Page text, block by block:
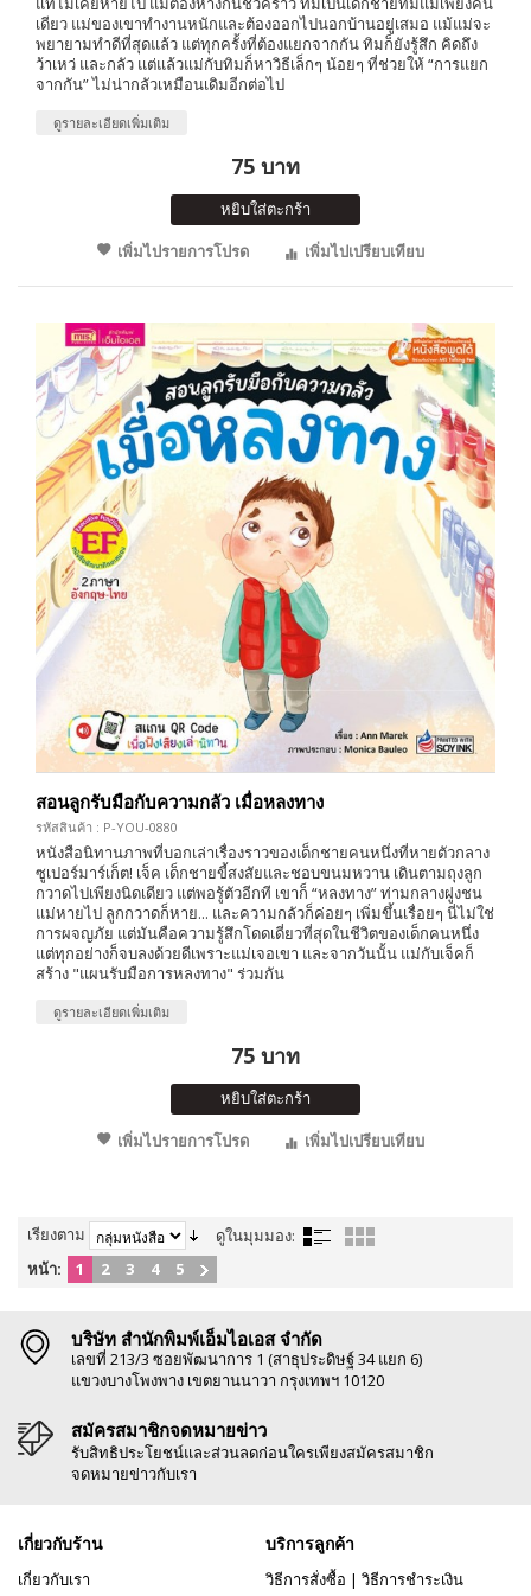
เดียว แม่ของเขาทำงานหนักและต้องออกไปนอกบ้านอยู่เสมอ แม้แม่จะ
พยายามทำดีที่สุดแล้ว แต่ทุกครั้งที่ต้องแยกจากกัน ทิมก็ยังรู้สึก คิดถึง
ว้าเหว่ และกลัว แต่แล้วแม่กับทิมก็หาวิธีเล็กๆ น้อยๆ ที่ช่วยให้ “การแยก
จากกัน” ไม่น่ากลัวเหมือนเดิมอีกต่อไป
ดูรายละเอียดเพิ่มเติม
75 บาท
หยิบใส่ตะกร้า
เพิ่มไปรายการโปรด
เพิ่มไปเปรียบเทียบ
สอนลูกรับมือกับความกลัว เมื่อหลงทาง
รหัสสินค้า : P-YOU-0880
หนังสือนิทานภาพที่บอกเล่าเรื่องราวของเด็กชายคนหนึ่งที่หายตัวกลาง
ซูเปอร์มาร์เก็ต! เจ็ค เด็กชายขี้สงสัยและชอบขนมหวาน เดินตามถุงลูก
กวาดไปเพียงนิดเดียว แต่พอรู้ตัวอีกที เขาก็ “หลงทาง” ท่ามกลางฝูงชน
แม่หายไป ลูกกวาดก็หาย... และความกลัวก็ค่อยๆ เพิ่มขึ้นเรื่อยๆ นี่ไม่ใช่
การผจญภัย แต่มันคือความรู้สึกโดดเดี่ยวที่สุดในชีวิตของเด็กคนหนึ่ง
แต่ทุกอย่างก็จบลงด้วยดีเพราะแม่เจอเขา และจากวันนั้น แม่กับเจ็คก็
สร้าง "แผนรับมือการหลงทาง" ร่วมกัน
ดูรายละเอียดเพิ่มเติม
75 บาท
หยิบใส่ตะกร้า
เพิ่มไปรายการโปรด
เพิ่มไปเปรียบเทียบ
เรียงตาม
ดูในมุมมอง:
หน้า:
1 2 3 4 5
บริษัท สำนักพิมพ์เอ็มไอเอส จำกัด
เลขที่ 213/3 ซอยพัฒนาการ 1 (สาธุประดิษฐ์ 34 แยก 6)
แขวงบางโพงพาง เขตยานนาวา กรุงเทพฯ 10120
สมัครสมาชิกจดหมายข่าว
รับสิทธิประโยชน์และส่วนลดก่อนใครเพียงสมัครสมาชิก
จดหมายข่าวกับเรา
เกี่ยวกับร้าน
เกี่ยวกับเรา
บริการลูกค้า
วิธีการสั่งซื้อ | วิธีการชำระเงิน